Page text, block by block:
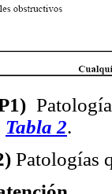
Tabla 2.
Patologías